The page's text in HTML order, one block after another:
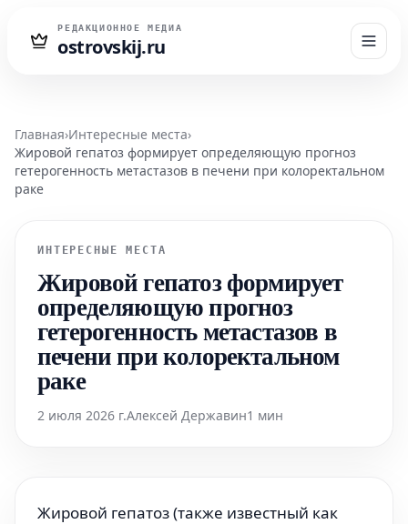
РЕДАКЦИОННОЕ МЕДИА
ostrovskij.ru
Главная›Интересные места›
Жировой гепатоз формирует определяющую прогноз
гетерогенность метастазов в печени при колоректальном
раке
ИНТЕРЕСНЫЕ МЕСТА
Жировой гепатоз формирует
определяющую прогноз
гетерогенность метастазов в
печени при колоректальном
раке
2 июля 2026 г.Алексей Державин1 мин
Жировой гепатоз (также известный как